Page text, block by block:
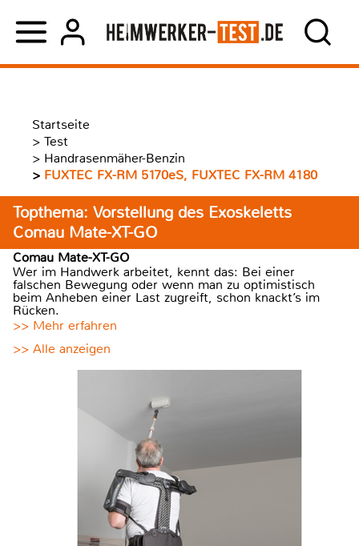
Startseite
> Test
> Handrasenmäher-Benzin
> FUXTEC FX-RM 5170eS, FUXTEC FX-RM 4180
Topthema: Vorstellung des Exoskeletts
Comau Mate-XT-GO
Comau Mate-XT-GO
Wer im Handwerk arbeitet, kennt das: Bei einer
falschen Bewegung oder wenn man zu optimistisch
beim Anheben einer Last zugreift, schon knackt’s im
Rücken.
>> Mehr erfahren
>> Alle anzeigen